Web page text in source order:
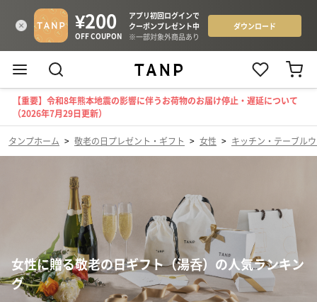
【重要】令和8年熊本地震の影響に伴うお荷物のお届け停止・遅延について
（2026年7月29日更新）
タンプホーム > 敬老の日プレゼント・ギフト > 女性 > キッチン・テーブル
女性に贈る敬老の日ギフト（湯呑）の人気ランキン
グ